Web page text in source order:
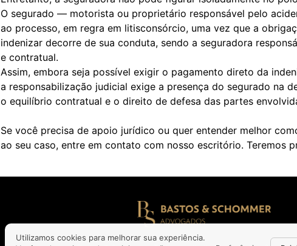
O segurado — motorista ou proprietário responsável pelo
ao processo, em regra em litisconsórcio, uma vez que a
indenizar decorre de sua conduta, sendo a seguradora
e contratual.
Assim, embora seja possível exigir o pagamento direto da
a responsabilização judicial exige a presença do segurado na
o equilíbrio contratual e o direito de defesa das partes
Se você precisa de apoio jurídico ou quer entender melhor
ao seu caso, entre em contato com nosso escritório. Teremos
Utilizamos cookies para melhorar sua experiência.